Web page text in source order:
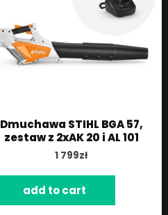
Dmuchawa STIHL BGA 57,
zestaw z 2xAK 20 i AL 101
1 799zł
add to cart